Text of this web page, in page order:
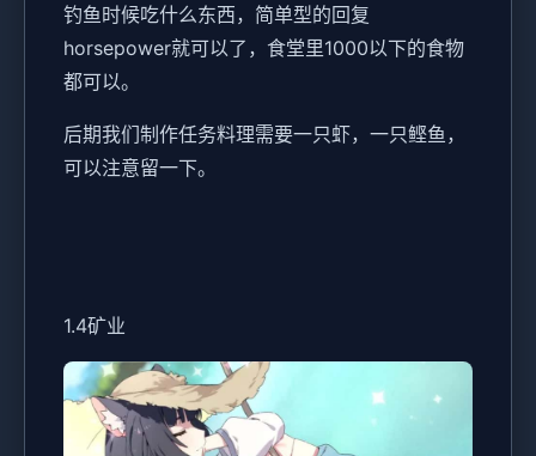
钓鱼时候吃什么东西，简单型的回复
horsepower就可以了，食堂里1000以下的食物
都可以。
后期我们制作任务料理需要一只虾，一只鲣鱼，
可以注意留一下。
1.4矿业